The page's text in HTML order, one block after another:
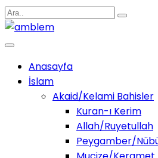
Anasayfa
İslam
Akaid/Kelami Bahisler
Kuran-ı Kerim
Allah/Ruyetullah
Peygamber/